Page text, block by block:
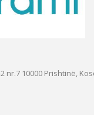
nr.7 10000 Prishtinë,